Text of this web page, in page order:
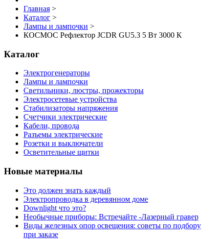
Главная >
Каталог >
Лампы и лампочки >
КОСМОС Рефлектор JCDR GU5.3 5 Вт 3000 К
Каталог
Электрогенераторы
Лампы и лампочки
Светильники, люстры, прожекторы
Электросетевые устройства
Стабилизаторы напряжения
Счетчики электрические
Кабели, провода
Разъемы электрические
Розетки и выключатели
Осветительные щитки
Новые материалы
Это должен знать каждый
Электропроводка в деревянном доме
Downlight что это?
Необычные приборы: Встречайте -Лазерный гравер
Виды железных опор освещения: советы по подбору
при заказе